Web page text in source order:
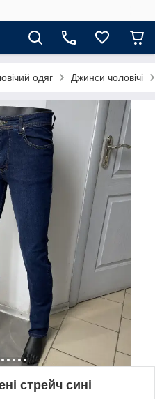
одяг Джинси чоловічі
стрейч сині